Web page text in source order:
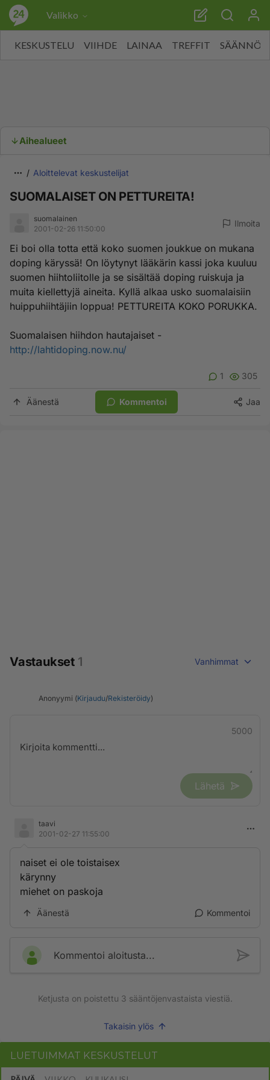
Valikko
KESKUSTELU VIIHDE LAINAA TREFFIT SÄÄNNÖT
Aihealueet
Aloittelevat keskustelijat
SUOMALAISET ON PETTUREITA!
suomalainen
2001-02-26 11:50:00
Ilmoita
Ei boi olla totta että koko suomen joukkue on mukana
doping käryssä! On löytynyt lääkärin kassi joka kuuluu
suomen hiihtoliitolle ja se sisältää doping ruiskuja ja
muita kiellettyjä aineita. Kyllä alkaa usko suomalaisiin
huippuhiihtäjiin loppua! PETTUREITA KOKO PORUKKA.
Suomalaisen hiihdon hautajaiset -
http://lahtidoping.now.nu/
1 305
Äänestä Kommentoi Jaa
Vastaukset 1 Vanhimmat
Anonyymi (Kirjaudu/Rekisteröidy)
5000
Lähetä
taavi
2001-02-27 11:55:00
naiset ei ole toistaisex
kärynny
miehet on paskoja
Äänestä Kommentoi
Kommentoi aloitusta...
Ketjusta on poistettu 3 sääntöjenvastaista viestiä.
Takaisin ylös
LUETUIMMAT KESKUSTELUT